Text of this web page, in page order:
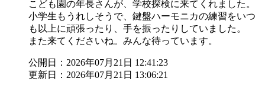
こども園の年長さんが、学校探検に来てくれました。
小学生もうれしそうで、鍵盤ハーモニカの練習をいつ
も以上に頑張ったり、手を振ったりしていました。
また来てくださいね。みんな待っています。
公開日：2026年07月21日 12:41:23
更新日：2026年07月21日 13:06:21